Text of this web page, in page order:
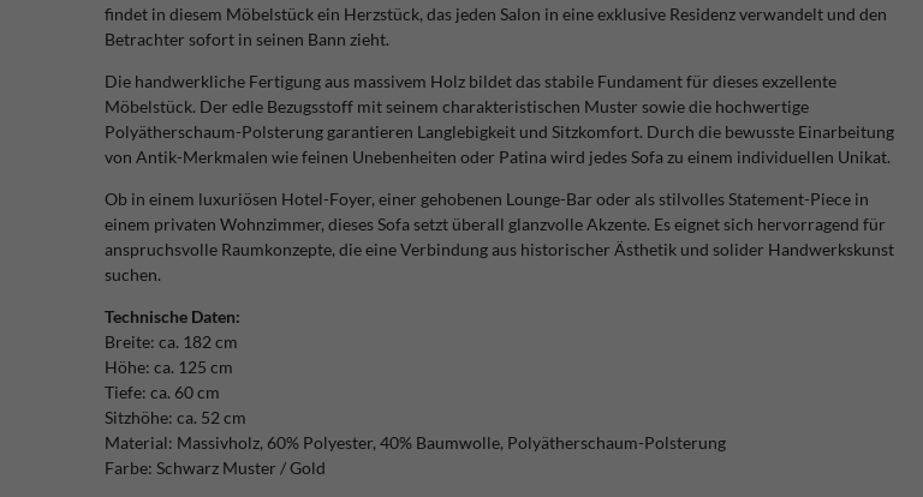
findet in diesem Möbelstück ein Herzstück, das jeden Salon in eine exklusive Residenz verwandelt und den
Betrachter sofort in seinen Bann zieht.
Die handwerkliche Fertigung aus massivem Holz bildet das stabile Fundament für dieses exzellente
Möbelstück. Der edle Bezugsstoff mit seinem charakteristischen Muster sowie die hochwertige
Polyätherschaum-Polsterung garantieren Langlebigkeit und Sitzkomfort. Durch die bewusste Einarbeitung
von Antik-Merkmalen wie feinen Unebenheiten oder Patina wird jedes Sofa zu einem individuellen Unikat.
Ob in einem luxuriösen Hotel-Foyer, einer gehobenen Lounge-Bar oder als stilvolles Statement-Piece in
einem privaten Wohnzimmer, dieses Sofa setzt überall glanzvolle Akzente. Es eignet sich hervorragend für
anspruchsvolle Raumkonzepte, die eine Verbindung aus historischer Ästhetik und solider Handwerkskunst
suchen.
Technische Daten:
Breite: ca. 182 cm
Höhe: ca. 125 cm
Tiefe: ca. 60 cm
Sitzhöhe: ca. 52 cm
Material: Massivholz, 60% Polyester, 40% Baumwolle, Polyätherschaum-Polsterung
Farbe: Schwarz Muster / Gold